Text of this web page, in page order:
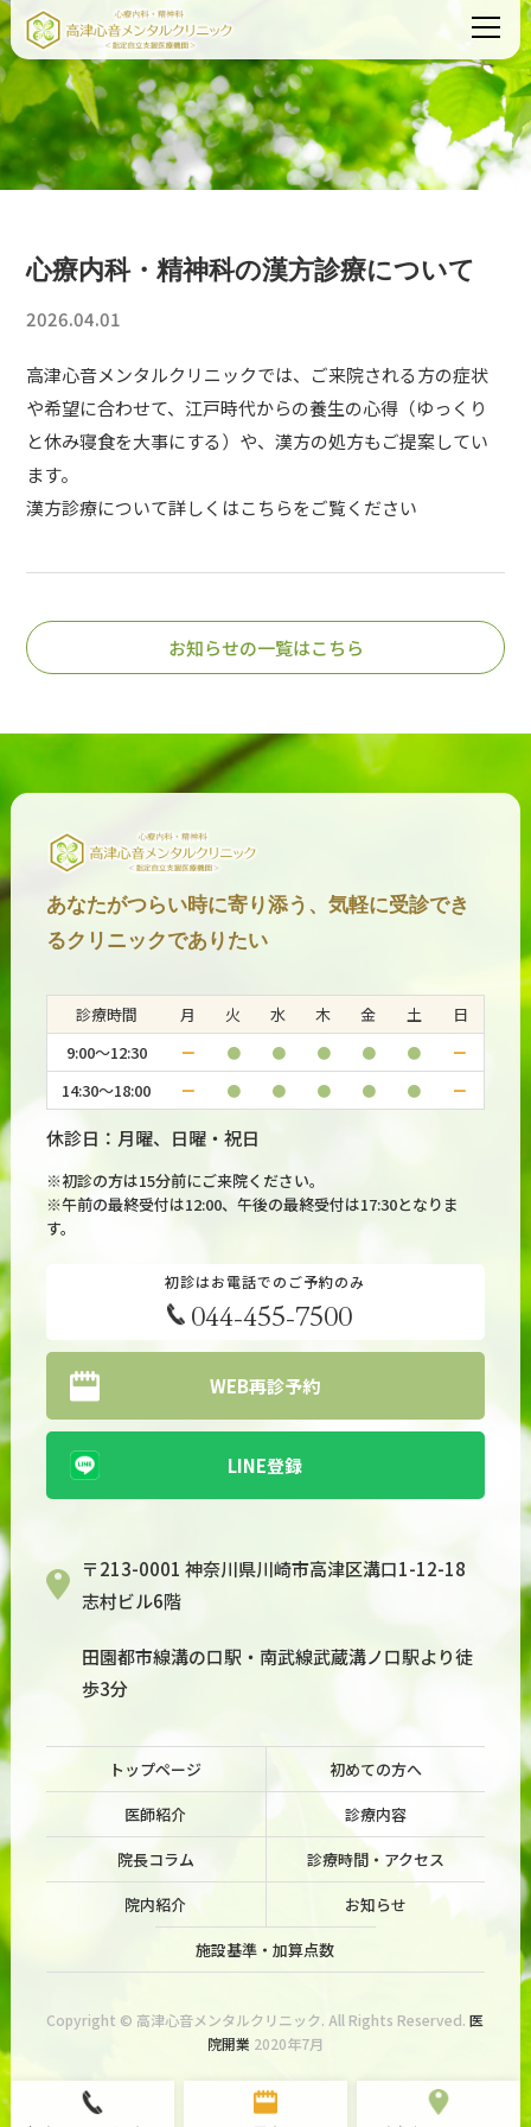
心療内科・精神科の漢方診療について
2026.04.01
高津心音メンタルクリニックでは、ご来院される方の症状
や希望に合わせて、江戸時代からの養生の心得（ゆっくり
と休み寝食を大事にする）や、漢方の処方もご提案してい
ます。
漢方診療について詳しくはこちらをご覧ください
お知らせの一覧はこちら
あなたがつらい時に寄り添う、気軽に受診でき
るクリニックでありたい
診療時間 月 火 水 木 金 土
日
9:00～12:30
ー ● ● ● ● ● ー
14:30～18:00 ー ● ● ● ● ● ー
休診日：月曜、日曜・祝日
※初診の方は15分前にご来院ください。
※午前の最終受付は12:00、午後の最終受付は17:30となりま
す。
初診はお電話でのご予約のみ
044-455-7500
WEB再診予約
LINE登録
〒213-0001 神奈川県川崎市高津区溝口1-12-18
志村ビル6階
田園都市線溝の口駅・南武線武蔵溝ノ口駅より徒
歩3分
トップページ
初めての方へ
医師紹介
診療内容
院長コラム
診療時間・アクセス
院内紹介
お知らせ
施設基準・加算点数
Copyright © 高津心音メンタルクリニック. All Rights Reserved.医
院開業 2020年7月